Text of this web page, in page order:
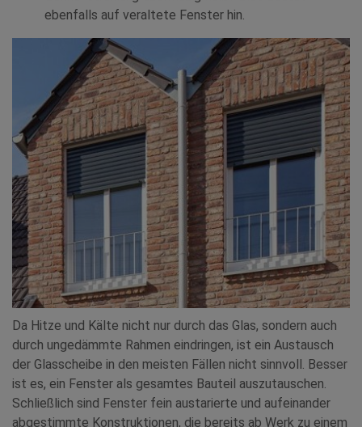
ebenfalls auf veraltete Fenster hin.
Da Hitze und Kälte nicht nur durch das Glas, sondern auch
durch ungedämmte Rahmen eindringen, ist ein Austausch
der Glasscheibe in den meisten Fällen nicht sinnvoll. Besser
ist es, ein Fenster als gesamtes Bauteil auszutauschen.
Schließlich sind Fenster fein austarierte und aufeinander
abgestimmte Konstruktionen, die bereits ab Werk zu einem